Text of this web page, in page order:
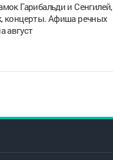
Гарибальди и Сенгилей,
концерты. Афиша речных
август